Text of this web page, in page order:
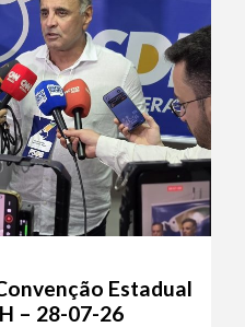
Estadual
– 28-07-26